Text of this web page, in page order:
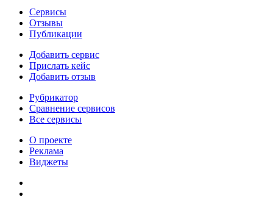
Сервисы
Отзывы
Публикации
Добавить сервис
Прислать кейс
Добавить отзыв
Рубрикатор
Сравнение сервисов
Все сервисы
О проекте
Реклама
Виджеты